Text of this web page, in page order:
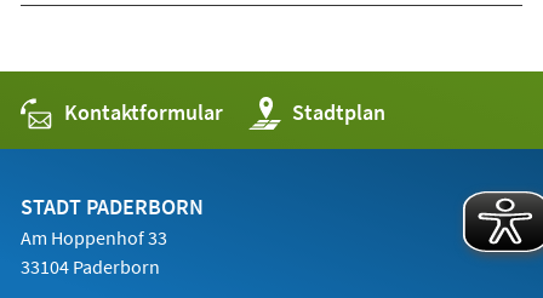
Kontaktformular Stadtplan
(Öffnet
in
einem
STADT PADERBORN
Am Hoppenhof 33
33104 Paderborn